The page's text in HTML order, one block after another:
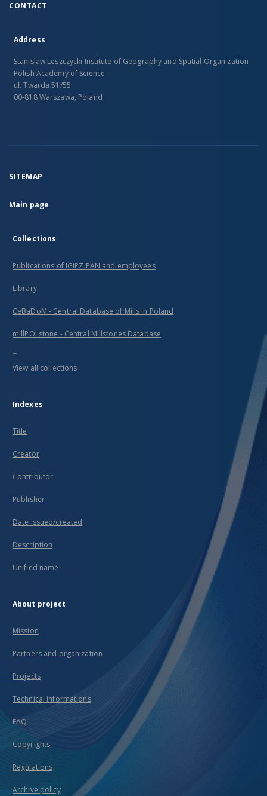
CONTACT
Address
Stanislaw Leszczycki Institute of Geography and Spatial Organization
Polish Academy of Science
ul. Twarda 51/55
00-818 Warszawa, Poland
SITEMAP
Main page
Collections
Publications of IGiPZ PAN and employees
Library
CeBaDoM - Central Database of Mills in Poland
millPOLstone - Central Millstones Database
...
View all collections
Indexes
Title
Creator
Contributor
Publisher
Date issued/created
Description
Unified name
About project
Mission
Partners and organization
Projects
Technical informations
FAQ
Copyrights
Regulations
Archive policy